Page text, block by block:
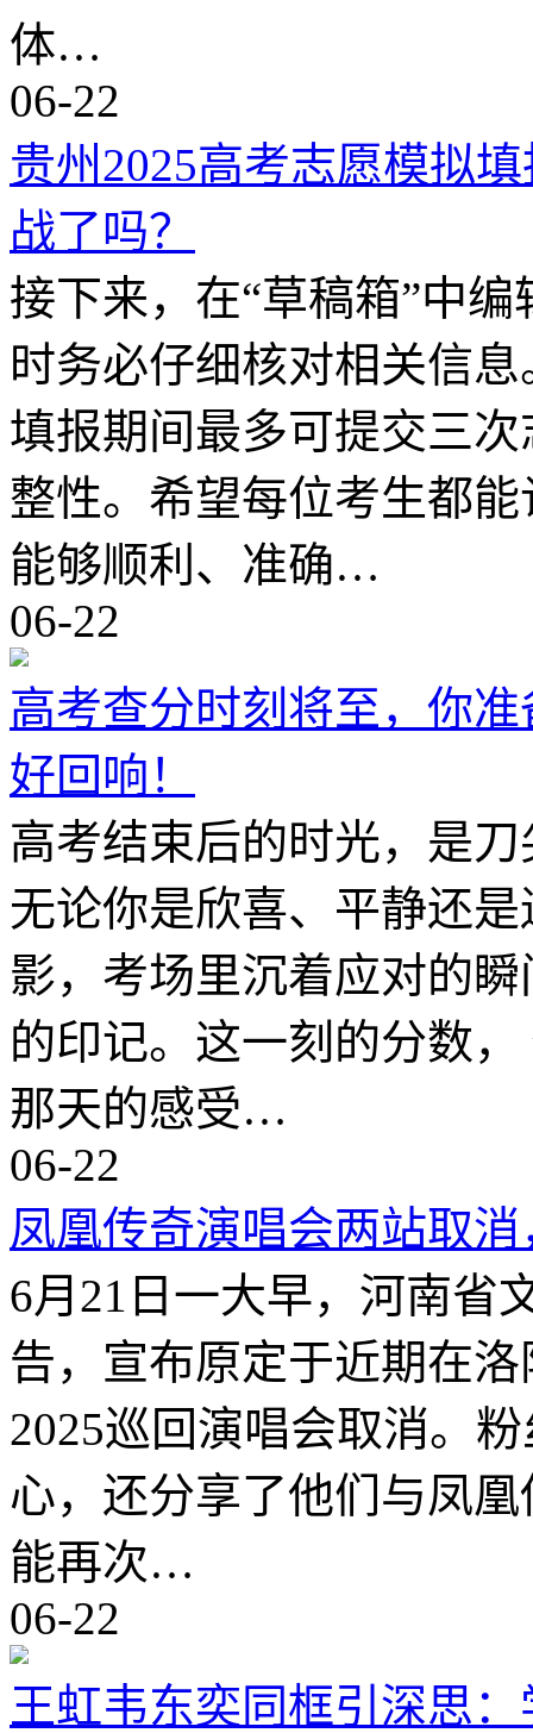
体…
06-22
贵州2025高考志愿模拟
战了吗？
接下来，在“草稿箱”中
时务必仔细核对相关信
填报期间最多可提交三
整性。希望每位考生都
能够顺利、准确…
06-22
高考查分时刻将至，你
好回响！
高考结束后的时光，是
无论你是欣喜、平静还
影，考场里沉着应对的
的印记。这一刻的分数
那天的感受…
06-22
凤凰传奇演唱会两站取
6月21日一大早，河南省
告，宣布原定于近期在
2025巡回演唱会取消。
心，还分享了他们与凤
能再次…
06-22
王虹韦东奕同框引深思